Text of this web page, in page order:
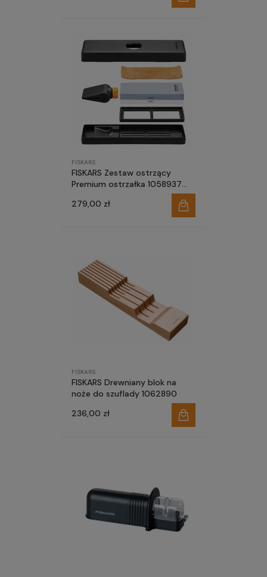
FISKARS
FISKARS Zestaw ostrzący
Premium ostrzałka 1058937
279,00 zł
FISKARS
FISKARS Drewniany blok na
noże do szuflady 1062890
236,00 zł